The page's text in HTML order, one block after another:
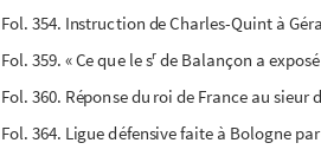
Fol. 354. Instruction de Charles-Quint à
Fol. 359. « Ce que le sr de Balançon a
Fol. 360. Réponse du roi de France au sieur
Fol. 364. Ligue défensive faite à Bologne